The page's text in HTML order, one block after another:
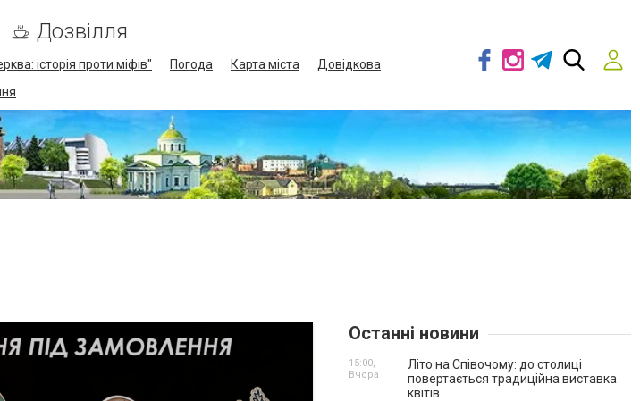
Дозвілля
історія проти міфів" Погода Карта міста
Довідкова
Останні новини
Літо на Співочому: до столиці
повертається традиційна виставка
квітів
15:00,
Вчора